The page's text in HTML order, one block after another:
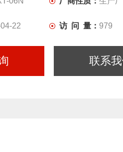
22 访 问 量： 979
联系